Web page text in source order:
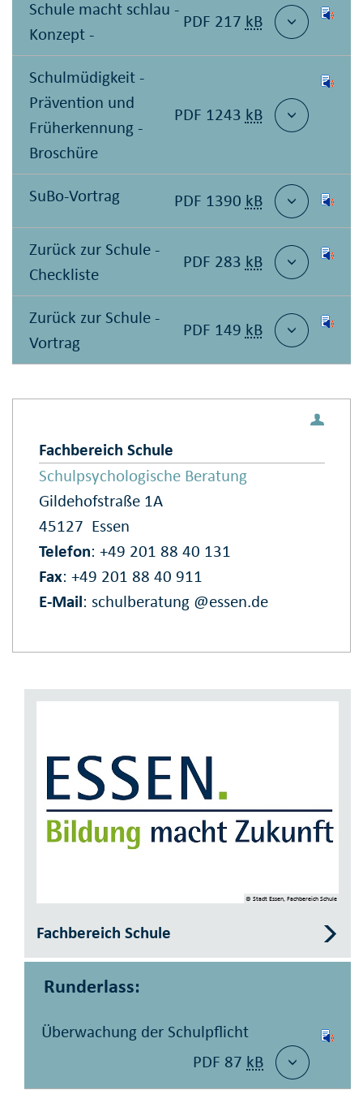
Schule macht schlau -
Konzept -
PDF 217 kB
Schulmüdigkeit -
Prävention und
Früherkennung -
Broschüre
PDF 1243 kB
SuBo-Vortrag PDF 1390 kB
Zurück zur Schule -
Checkliste
PDF 283 kB
Zurück zur Schule -
Vortrag
PDF 149 kB
Fachbereich Schule
Schulpsychologische Beratung
Gildehofstraße 1A
45127 Essen
Telefon: +49 201 88 40 131
Fax: +49 201 88 40 911
E‑Mail: schulberatung @essen.de
© Stadt Essen, Fachbereich Schule
Fachbereich Schule
Runderlass:
Überwachung der Schulpflicht
PDF 87 kB